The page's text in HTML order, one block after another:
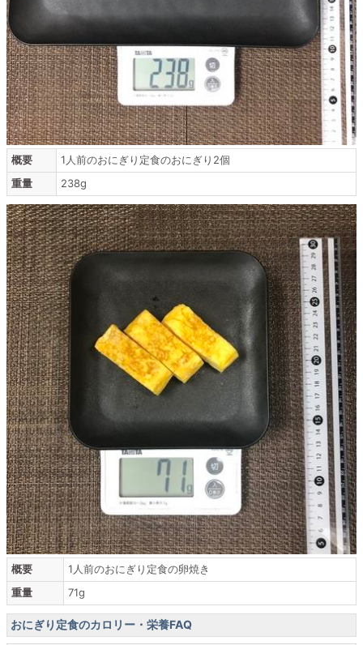
概要
1人前のおにぎり定食のおにぎり2個
重量
238g
概要
1人前のおにぎり定食の卵焼き
重量
71g
おにぎり定食のカロリー・栄養FAQ